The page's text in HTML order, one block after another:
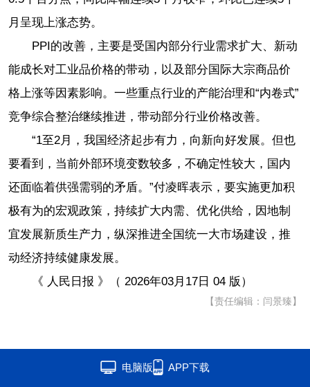
月呈现上涨态势。
PPI的改善，主要是受国内部分行业需求扩大、新动
能成长对工业品价格的带动，以及部分国际大宗商品价
格上涨等因素影响。一些重点行业的产能治理和“内卷式”
竞争综合整治继续推进，带动部分行业价格改善。
“1至2月，我国经济起步有力，向新向好发展。但也
要看到，当前外部环境变数较多，不确定性较大，国内
还面临着供强需弱的矛盾。”付凌晖表示，要实施更加积
极有为的宏观政策，持续扩大内需、优化供给，因地制
宜发展新质生产力，纵深推进全国统一大市场建设，推
动经济持续健康发展。
《 人民日报 》（ 2026年03月17日 04 版）
【责任编辑：闫景臻】
电脑版 APP下载